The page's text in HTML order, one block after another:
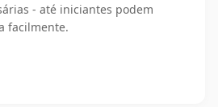
- até iniciantes podem
facilmente.